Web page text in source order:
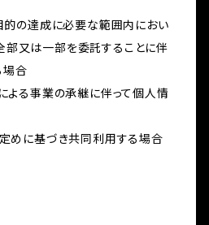
的の達成に必要な範囲内におい
又は一部を委託することに伴
場合
よる事業の承継に伴って個人情
定めに基づき共同利用する場合